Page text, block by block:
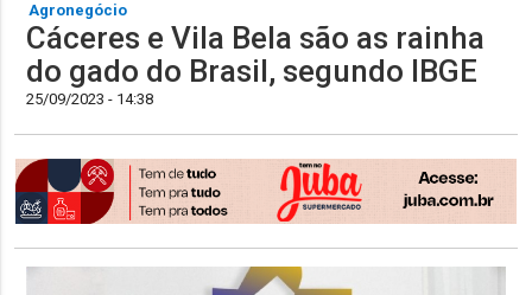
Agronegócio
Cáceres e Vila Bela são as rainha
do gado do Brasil, segundo IBGE
25/09/2023 - 14:38